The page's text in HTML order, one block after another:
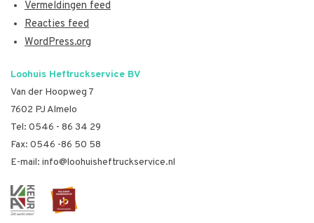
Vermeldingen feed
Reacties feed
WordPress.org
Loohuis Heftruckservice BV
Van der Hoopweg 7
7602 PJ Almelo
Tel: 0546 - 86 34 29
Fax: 0546 -86 50 58
E-mail: info@loohuisheftruckservice.nl